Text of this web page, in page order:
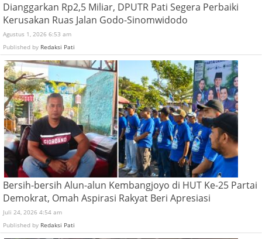
Dianggarkan Rp2,5 Miliar, DPUTR Pati Segera Perbaiki
Kerusakan Ruas Jalan Godo-Sinomwidodo
Agustus 1, 2026 6:53 am
Published by Redaksi Pati
Bersih-bersih Alun-alun Kembangjoyo di HUT Ke-25 Partai
Demokrat, Omah Aspirasi Rakyat Beri Apresiasi
Juli 24, 2026 4:54 am
Published by Redaksi Pati